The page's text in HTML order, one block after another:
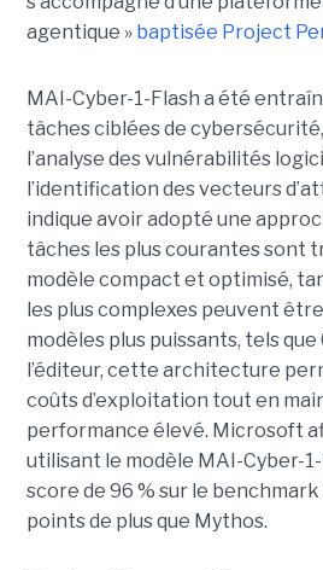
agentique » baptisée Project
MAI-Cyber-1-Flash a été
tâches ciblées de
l’analyse des vulnérabilités
l’identification des vecteurs
indique avoir adopté une
tâches les plus courantes sont
modèle compact et optimisé,
les plus complexes peuvent
modèles plus puissants, tels que
l’éditeur, cette architecture
coûts d’exploitation tout en
performance élevé. Microsoft
utilisant le modèle MAI-Cyber-
score de 96 % sur le benchmark
points de plus que Mythos.